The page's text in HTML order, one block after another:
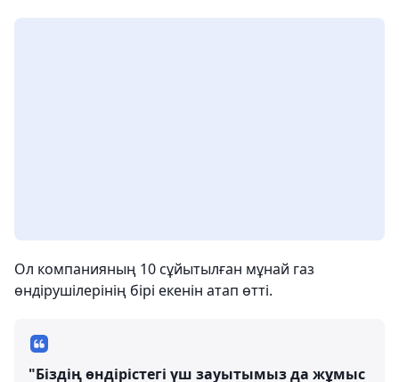
Ол компанияның 10 сұйытылған мұнай газ
өндірушілерінің бірі екенін атап өтті.
"Біздің өндірістегі үш зауытымыз да жұмыс